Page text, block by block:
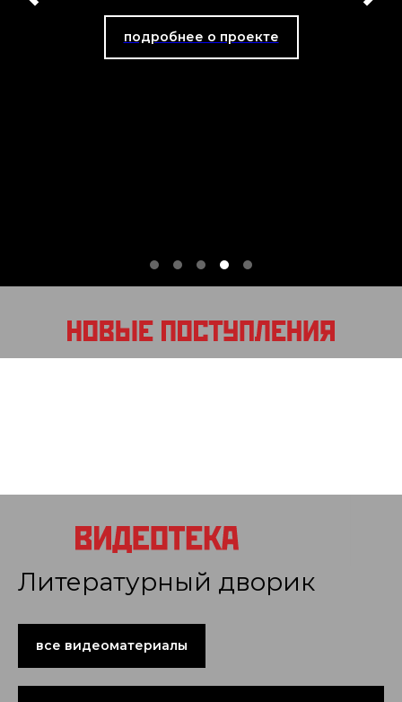
подробнее о проекте
Литературный дворик
все видеоматериалы